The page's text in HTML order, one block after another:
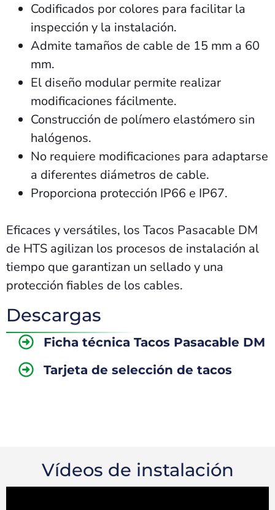
Codificados por colores para facilitar la
inspección y la instalación.
Admite tamaños de cable de 15 mm a 60
mm.
El diseño modular permite realizar
modificaciones fácilmente.
Construcción de polímero elastómero sin
halógenos.
No requiere modificaciones para adaptarse
a diferentes diámetros de cable.
Proporciona protección IP66 e IP67.
Eficaces y versátiles, los Tacos Pasacable DM
de HTS agilizan los procesos de instalación al
tiempo que garantizan un sellado y una
protección fiables de los cables.
Descargas
Ficha técnica Tacos Pasacable DM
Tarjeta de selección de tacos
Vídeos de instalación